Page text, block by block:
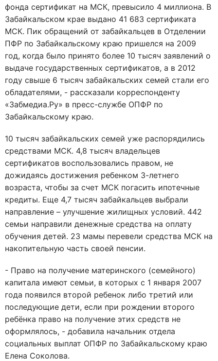
фонда сертификат на МСК, превысило 4 миллиона. В
Забайкальском крае выдано 41 683 сертификата
МСК. Пик обращений от забайкальцев в Отделении
ПФР по Забайкальскому краю пришелся на 2009
год, когда было принято более 10 тысяч заявлений о
выдаче государственных сертификатов, а в 2012
году свыше 6 тысяч забайкальских семей стали его
обладателями, - рассказали корреспонденту
«Забмедиа.Ру» в пресс-службе ОПФР по
Забайкальскому краю.
10 тысяч забайкальских семей уже распорядились
средствами МСК. 4,8 тысяч владельцев
сертификатов воспользовались правом, не
дожидаясь достижения ребенком 3-летнего
возраста, чтобы за счет МСК погасить ипотечные
кредиты. Еще 4,7 тысяч забайкальцев выбрали
направление – улучшение жилищных условий. 442
семьи направили денежные средства на оплату
обучения детей. 23 мамы перевели средства МСК на
накопительную часть своей пенсии.
- Право на получение материнского (семейного)
капитала имеют семьи, в которых с 1 января 2007
года появился второй ребенок либо третий или
последующие дети, если при рождении второго
ребёнка право на получение этих средств не
оформлялось, - добавила начальник отдела
социальных выплат ОПФР по Забайкальскому краю
Елена Соколова.